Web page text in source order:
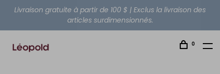
Livraison gratuite à partir de 100 $ | Exclus la livraison des
articles surdimensionnés.
0